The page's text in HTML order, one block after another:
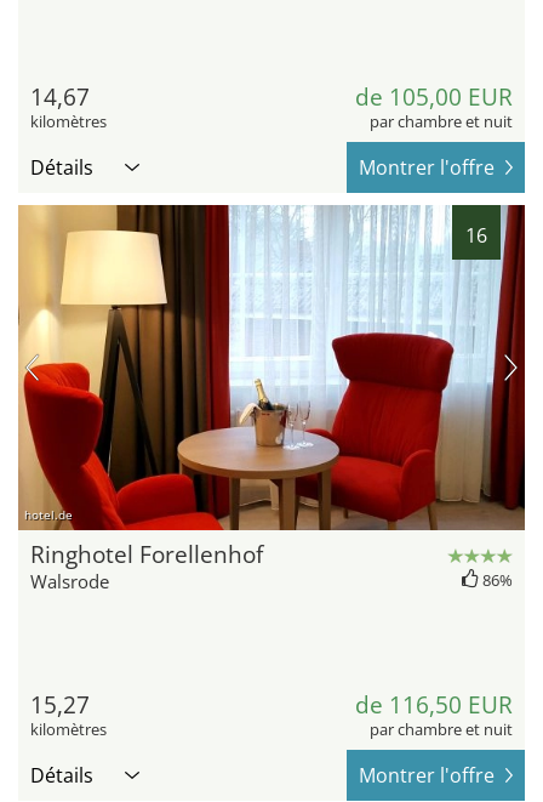
14,67
kilomètres
de 105,00 EUR
par chambre et nuit
Détails Montrer l'offre
16
hotel.de
Ringhotel Forellenhof
Walsrode 86%
15,27
kilomètres
de 116,50 EUR
par chambre et nuit
Détails Montrer l'offre